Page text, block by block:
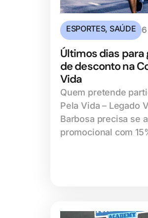
ESPORTES, SAÚDE
Últimos dias para
de desconto na
Vida
Quem pretende
Pela Vida – Legado
Barbosa precisa se
promocional com